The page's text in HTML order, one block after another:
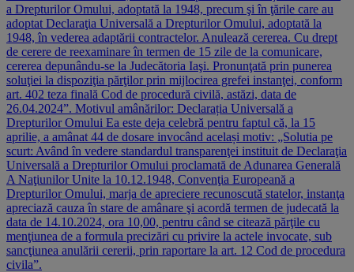
a Drepturilor Omului, adoptată la 1948, precum şi în ţările care au
adoptat Declaraţia Universală a Drepturilor Omului, adoptată la
1948, în vederea adaptării contractelor. Anulează cererea. Cu drept
de cerere de reexaminare în termen de 15 zile de la comunicare,
cererea depunându-se la Judecătoria Iaşi. Pronunţată prin punerea
soluţiei la dispoziţia părţilor prin mijlocirea grefei instanţei, conform
art. 402 teza finală Cod de procedură civilă, astăzi, data de
26.04.2024”. Motivul amânărilor: Declarația Universală a
Drepturilor Omului Ea este deja celebră pentru faptul că, la 15
aprilie, a amânat 44 de dosare invocând același motiv: „Solutia pe
scurt: Având în vedere standardul transparenţei instituit de Declaraţia
Universală a Drepturilor Omului proclamată de Adunarea Generală
A Naţiunilor Unite la 10.12.1948, Convenţia Europeană a
Drepturilor Omului, marja de apreciere recunoscută statelor, instanţa
apreciază cauza în stare de amânare şi acordă termen de judecată la
data de 14.10.2024, ora 10,00, pentru când se citează părţile cu
menţiunea de a formula precizări cu privire la actele invocate, sub
sancţiunea anulării cererii, prin raportare la art. 12 Cod de procedura
civila”.